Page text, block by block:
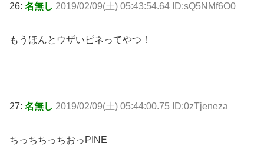
26: 名無し 2019/02/09(土) 05:43:54.64 ID:sQ5NMf6O0
もうほんとウザいピネってやつ！
27: 名無し 2019/02/09(土) 05:44:00.75 ID:0zTjeneza
ちっちちっちおっPINE